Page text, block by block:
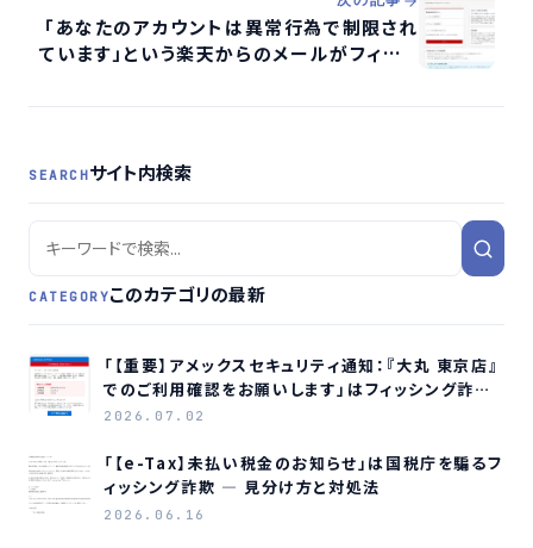
「あなたのアカウントは異常行為で制限され
ています」という楽天からのメールがフィッシ
SEARCHサイト内検索
CATEGORYこのカテゴリの最新
「【重要】アメックスセキュリティ通知：『大丸 東京店』
でのご利用確認をお願いします」はフィッシング詐欺
メールです
2026.07.02
「【e-Tax】未払い税金のお知らせ」は国税庁を騙るフ
ィッシング詐欺 ― 見分け方と対処法
2026.06.16